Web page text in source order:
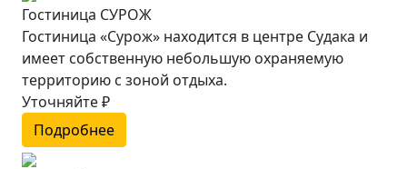
Гостиница СУРОЖ
Гостиница «Сурож» находится в центре Судака и
имеет собственную небольшую охраняемую
территорию с зоной отдыха.
Уточняйте ₽
Подробнее